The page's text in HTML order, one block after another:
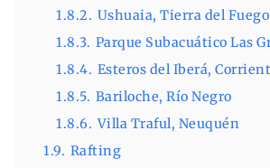
1.8.2. Ushuaia, Tierra del Fuego
1.8.3. Parque Subacuático Las
1.8.4. Esteros del Iberá,
1.8.5. Bariloche, Río Negro
1.8.6. Villa Traful, Neuquén
1.9. Rafting